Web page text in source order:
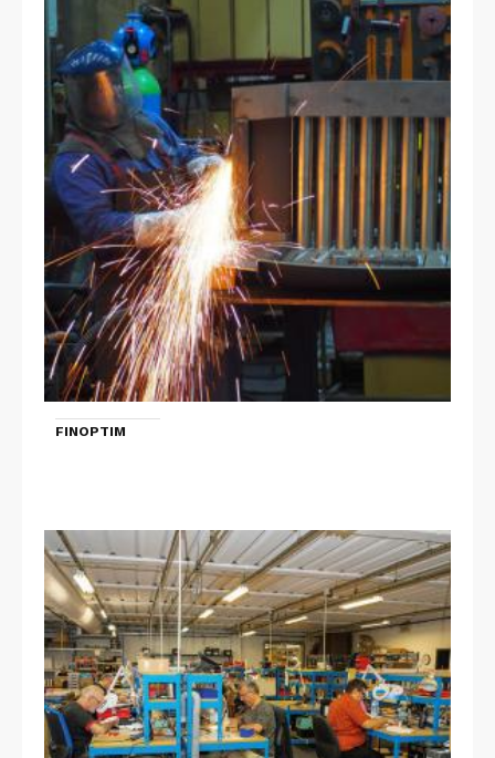
FINOPTIM